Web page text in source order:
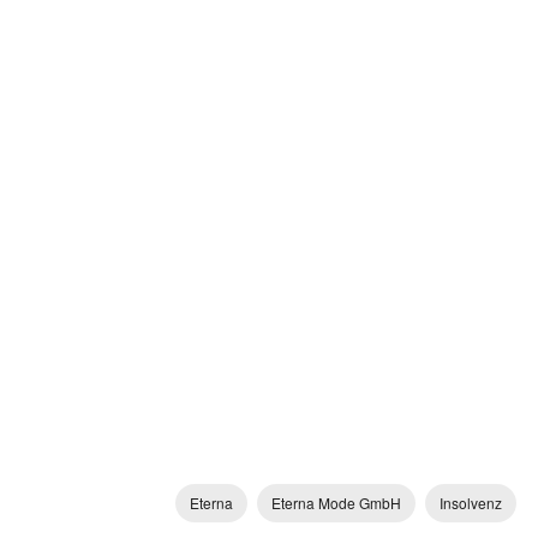
Eterna Eterna Mode GmbH Insolvenz